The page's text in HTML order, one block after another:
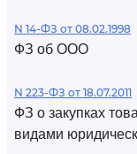
N 14-ФЗ от 08.02.1998
ФЗ об ООО
N 223-ФЗ от 18.07.2011
ФЗ о закупках
видами